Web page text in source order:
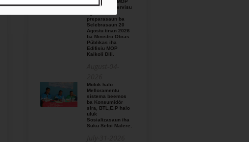
enkontru ho MOP
hodi relata servisu
preparasaun ba
Selebrasaun 20
Agostu tinan 2026
ba Ministro Obras
Públikas iha
Edifisiu MOP
Kaikoli Dili.
Molok halo
Melloramentu
sistema beemos
ba Konsumidór
sira, BTL,E.P halo
uluk
Sosializasaun iha
Suku Seloi Malere,